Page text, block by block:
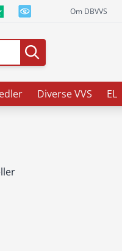
Om DBVVS
Diverse VVS EL